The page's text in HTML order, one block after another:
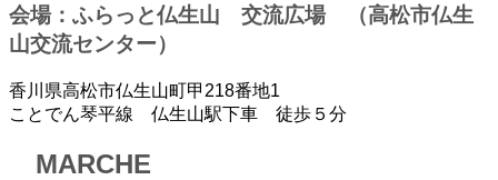
会場：ふらっと仏生山 交流広場 （高松市仏生
山交流センター）
香川県高松市仏生山町甲218番地1
ことでん琴平線 仏生山駅下車 徒歩５分
MARCHE